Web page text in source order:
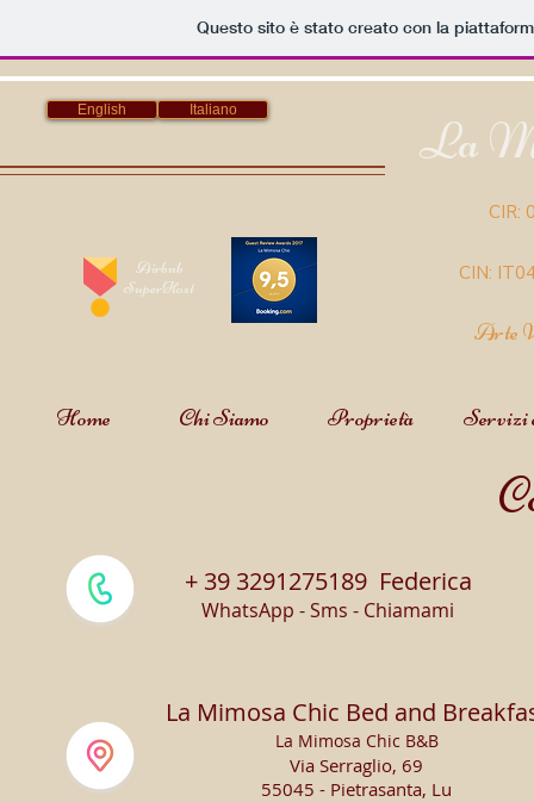
Questo sito è stato creato con la
Airbnb
SuperHost
La
CIR:
CIN:
Arte
English Italiano
Home Chi Siamo Proprietà Servizi
+ 39 3291275189 Federica
WhatsApp - Sms - Chiamami
La Mimosa Chic Bed and
La Mimosa Chic B&B
Via Serraglio, 69
55045 - Pietrasanta, Lu